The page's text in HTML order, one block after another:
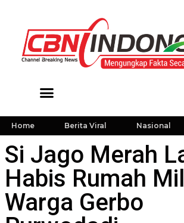
Home Berita Viral Nasional
Si Jago Merah
Habis Rumah
Warga Gerbo